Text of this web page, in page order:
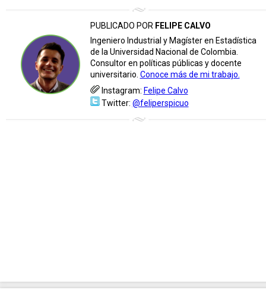
PUBLICADO POR FELIPE CALVO
Ingeniero Industrial y Magíster en Estadística
de la Universidad Nacional de Colombia.
Consultor en políticas públicas y docente
universitario. Conoce más de mi trabajo.
Instagram: Felipe Calvo
Twitter: @feliperspicuo